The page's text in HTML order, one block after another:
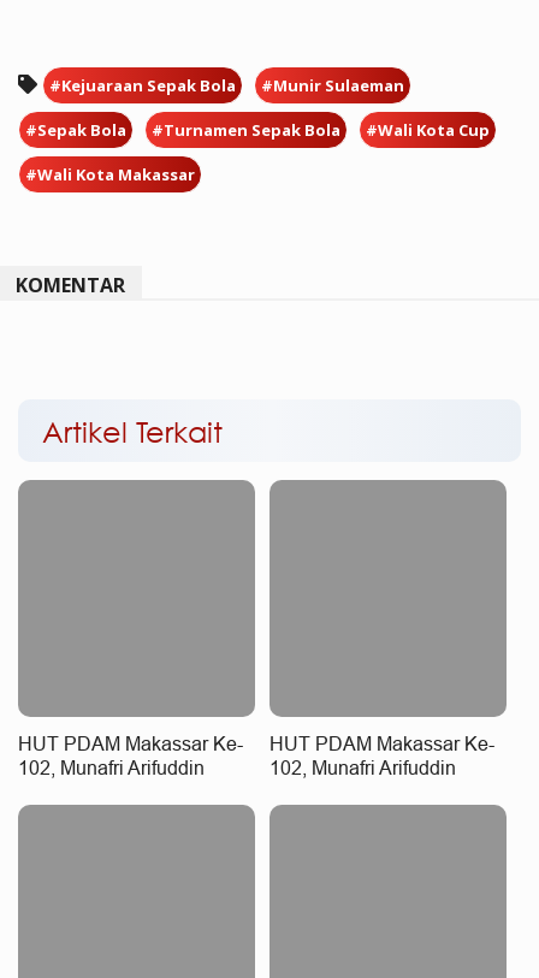
#Kejuaraan Sepak Bola #Munir Sulaeman
#Sepak Bola #Turnamen Sepak Bola #Wali Kota Cup
#Wali Kota Makassar
KOMENTAR
Artikel Terkait
HUT PDAM Makassar Ke-
102, Munafri Arifuddin
Pelayanan Air Bersih
HUT PDAM Makassar Ke-
102, Munafri Arifuddin
Tingkatkan Pelayanan Air